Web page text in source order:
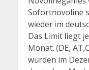
Sofortnovoline
wieder im
Das Limit liegt
Monat. (DE,
wurden im